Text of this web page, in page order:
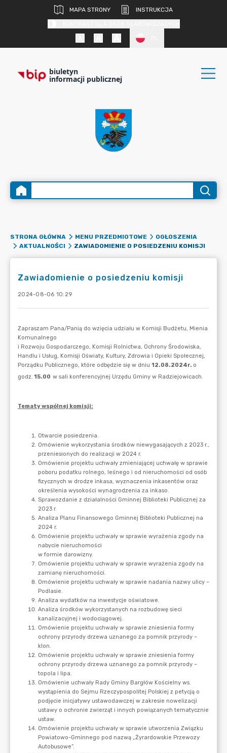
MAPA STRONY
INSTRUKCJA
biuletyn
informacji publicznej
STRONA GŁÓWNA MENU PRZEDMIOTOWE
OGŁOSZENIA
AKTUALNOŚCI
ZAWIADOMIENIE O POSIEDZENIU KOMISJI
Zawiadomienie o posiedzeniu komisji
2024-08-06 10:29